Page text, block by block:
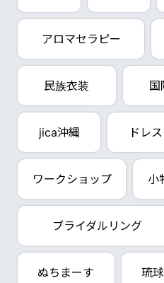
アロマセラピー
民族衣装
jica沖縄 ドレス
ワークショップ 小
ブライダルリング
ぬちまーす 琉